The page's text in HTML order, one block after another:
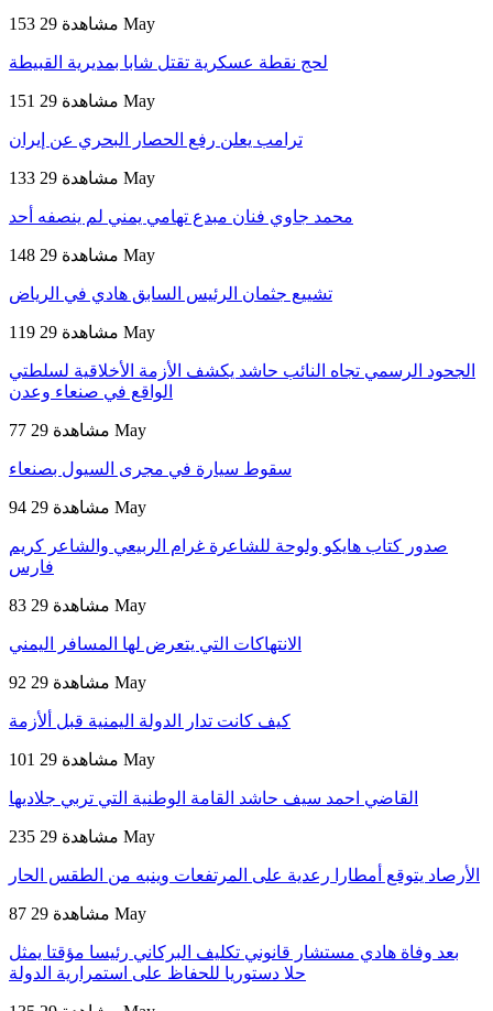
153 مشاهدة 29 May
لحج نقطة عسكرية تقتل شابا بمديرية القبيطة
151 مشاهدة 29 May
ترامب يعلن رفع الحصار البحري عن إيران
133 مشاهدة 29 May
محمد جاوي فنان مبدع تهامي يمني لم ينصفه أحد
148 مشاهدة 29 May
تشييع جثمان الرئيس السابق هادي في الرياض
119 مشاهدة 29 May
الجحود الرسمي تجاه النائب حاشد يكشف الأزمة الأخلاقية لسلطتي
الواقع في صنعاء وعدن
77 مشاهدة 29 May
سقوط سيارة في مجرى السيول بصنعاء
94 مشاهدة 29 May
صدور كتاب هايكو ولوحة للشاعرة غرام الربيعي والشاعر كريم
فارس
83 مشاهدة 29 May
الانتهاكات التي يتعرض لها المسافر اليمني
92 مشاهدة 29 May
كيف كانت تدار الدولة اليمنية قبل ألأزمة
101 مشاهدة 29 May
القاضي احمد سيف حاشد القامة الوطنية التي تربي جلاديها
235 مشاهدة 29 May
الأرصاد يتوقع أمطارا رعدية على المرتفعات وينبه من الطقس الحار
87 مشاهدة 29 May
بعد وفاة هادي مستشار قانوني تكليف البركاني رئيسا مؤقتا يمثل
حلا دستوريا للحفاظ على استمرارية الدولة